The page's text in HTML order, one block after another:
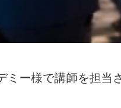
ミー様で講師を担当